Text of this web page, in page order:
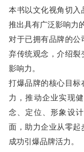
本书以文化视角切入
推出具有广泛影响力
对于已拥有品牌的
弃传统观念，介绍裂
影响力。
打爆品牌的核心目标
力，推动企业实现
念、定位、形象设
面，助力企业从零起
成功引爆品牌活力。